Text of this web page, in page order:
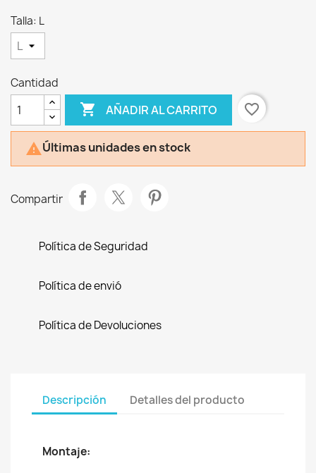
Talla: L
Cantidad
 AÑADIR AL CARRITO favorite_border
Últimas unidades en stock
Compartir
Política de Seguridad
Política de envió
Política de Devoluciones
Descripción Detalles del producto
Montaje: